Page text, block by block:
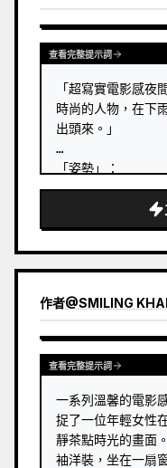
查看完整提示詞
「超寫實電影感夜
時尚的人物，在下
出頭來。」
「姿勢」：
「手臂」：「伸向
「頭部」：「微微
「態度」：「無畏
「臉部與皮膚」：
徵不變」
「嘴唇」：「光澤」
形太陽眼鏡後」
「紋理」：「真實
反光」
作者@SMILING
查看完整提示詞
一系列溫馨的電影
捉了一位年輕女性
靜茶點時光的畫面
袖洋裝，坐在一扇